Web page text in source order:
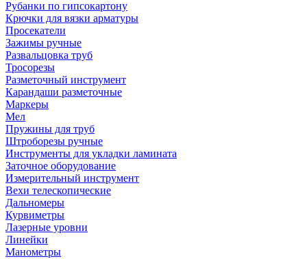
Рубанки по гипсокартону
Крючки для вязки арматуры
Просекатели
Зажимы ручные
Развальцовка труб
Тросорезы
Разметочный инструмент
Карандаши разметочные
Маркеры
Мел
Пружины для труб
Штроборезы ручные
Инструменты для укладки ламината
Заточное оборудование
Измерительный инструмент
Вехи телескопические
Дальномеры
Курвиметры
Лазерные уровни
Линейки
Манометры